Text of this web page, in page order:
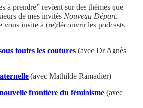
à prendre” revient sur des thèmes que
de mes invités Nouveau Départ.
vous invite à (re)découvrir les podcasts
toutes les coutures (avec Dr Agnès
(avec Mathilde Ramadier)
frontière du féminisme (avec